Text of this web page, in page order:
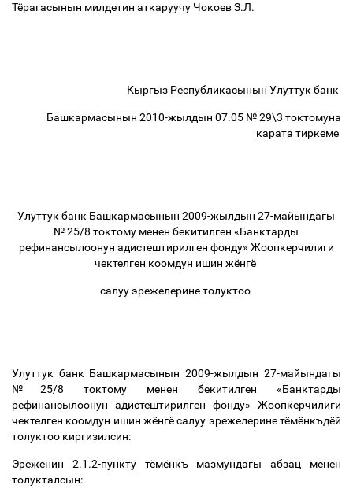
Тёрагасынын милдетин аткаруучу Чокоев З.Л.
Кыргыз Республикасынын Улуттук банк
Башкармасынын 2010-жылдын 07.05 № 29\3 токтомуна
карата тиркеме
Улуттук банк Башкармасынын 2009-жылдын 27-майындагы
№ 25/8 токтому менен бекитилген «Банктарды
рефинансылоонун адистештирилген фонду» Жоопкерчилиги
чектелген коомдун ишин жёнгё
салуу эрежелерине толуктоо
Улуттук банк Башкармасынын 2009-жылдын 27-майындагы
№25/8 токтому менен бекитилген «Банктарды
рефинансылоонун адистештирилген фонду» Жоопкерчилиги
чектелген коомдун ишин жёнгё салуу эрежелерине тёмёнкъдёй
толуктоо киргизилсин:
Эреженин 2.1.2-пункту тёмёнкъ мазмундагы абзац менен
толукталсын: